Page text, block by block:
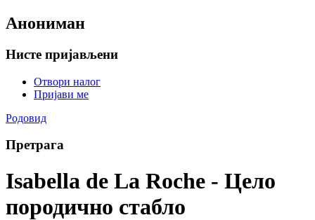
Анониман
Нисте пријављени
Отвори налог
Пријави ме
Родовид
Претрага
Isabella de La Roche - Цело
породично стабло